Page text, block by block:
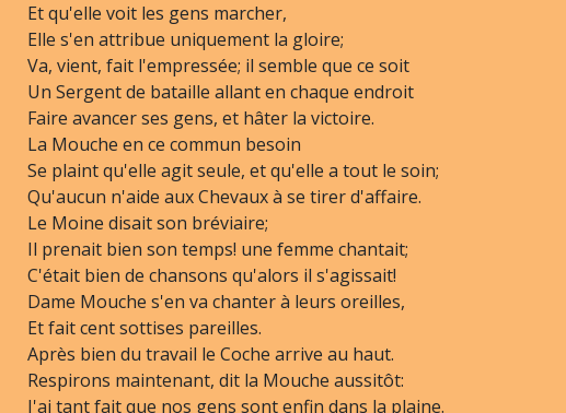
Et qu'elle voit les gens marcher,
Elle s'en attribue uniquement la gloire;
Va, vient, fait l'empressée; il semble que ce soit
Un Sergent de bataille allant en chaque endroit
Faire avancer ses gens, et hâter la victoire.
La Mouche en ce commun besoin
Se plaint qu'elle agit seule, et qu'elle a tout le soin;
Qu'aucun n'aide aux Chevaux à se tirer d'affaire.
Le Moine disait son bréviaire;
Il prenait bien son temps! une femme chantait;
C'était bien de chansons qu'alors il s'agissait!
Dame Mouche s'en va chanter à leurs oreilles,
Et fait cent sottises pareilles.
Après bien du travail le Coche arrive au haut.
Respirons maintenant, dit la Mouche aussitôt:
J'ai tant fait que nos gens sont enfin dans la plaine.